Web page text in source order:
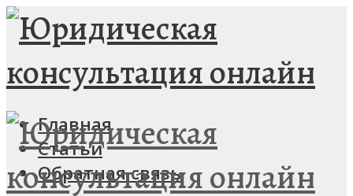
Главная
Статьи
Обратная связь